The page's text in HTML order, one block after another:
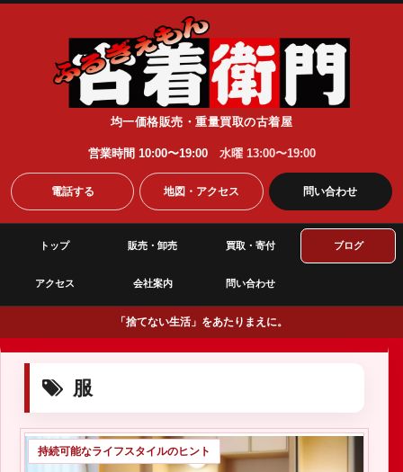
均一価格販売・重量買取の古着屋
営業時間 10:00〜19:00 水曜 13:00〜19:00
電話する 地図・アクセス 問い合わせ
トップ 販売・卸売 買取・寄付 ブログ
アクセス 会社案内 問い合わせ
「捨てない生活」をあたりまえに。
服
持続可能なライフスタイルのヒント